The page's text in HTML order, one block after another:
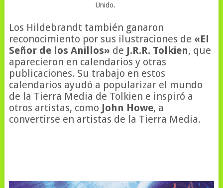
Unido.
Los Hildebrandt también ganaron
reconocimiento por sus ilustraciones de «El
Señor de los Anillos» de J.R.R. Tolkien, que
aparecieron en calendarios y otras
publicaciones. Su trabajo en estos
calendarios ayudó a popularizar el mundo
de la Tierra Media de Tolkien e inspiró a
otros artistas, como John Howe, a
convertirse en artistas de la Tierra Media.